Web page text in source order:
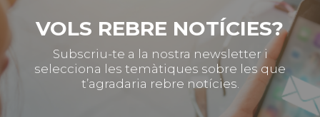
VOLS REBRE NOTÍCIES?
Subscriu-te a la nostra newsletter i
selecciona les temàtiques sobre les que
t’agradaria rebre notícies.